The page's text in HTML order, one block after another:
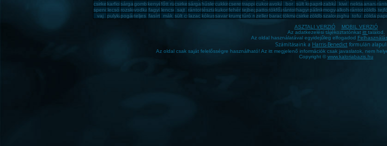
csirkecomb
karfiol sárgadinnye
gombakenyérfőtt rizscsirkemájsárgarépahúslevescukkinicseresznyetrappista sajt
cukoravokádóbor sült krumpli
paprikazabkásakiwi nektarinananász
spenótlecsó rozskenyér
vodka fagyi lencse sajt rántott csirkemell
tésztakukoricafehér kenyér
tejbegrízpattogatott kukorica
tökfőzelékrántottahagymapálinkamogyoróalkoholrántott sajt
zöldbab
vaj
pulykamellpogácsateljes kiőrlésû kenyér
fasírt mák sült csirkecomb
lazac kókuszzsírsavanyú káposzta
krumplipüré
túró rudizeller baracktökmagcsirkemell sonka
zöldbabfőzelék
szalonnajoghurttofu zöldalma
ASZTALI VERZIÓ
MOBIL VERZIÓ
Az adatkezelési tájékoztatónkat itt találod.
Az oldal használatával egyidejűleg elfogadod
Számításaink a Harris-Benedict formulán
Az oldal csak saját felelősségre használható! Az itt megjelenő információk csak javaslatok, nem
Copyright © www.kaloriabazis.hu